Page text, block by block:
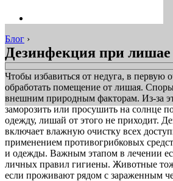
Блог ›
Дезинфекция при лишае
Чтобы избавиться от недуга, в первую
обработать помещение от лишая.
внешним природным факторам. Из-за
заморозить или просушить на солнце
одежду, лишай от этого не приходит.
включает влажную очистку всех
применением противогрибковых
и одежды. Важным этапом в лечении
личных правил гигиены. Животные
если проживают рядом с зараженным